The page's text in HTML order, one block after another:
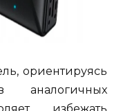
ориентируясь
аналогичных